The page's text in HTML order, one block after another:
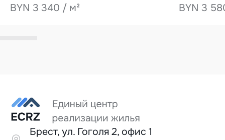
BYN 3 340 / м² BYN 3
Брест, ул. Гоголя 2, офис 1